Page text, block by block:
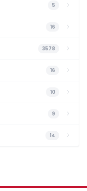
5
16
3578
16
10
9
14